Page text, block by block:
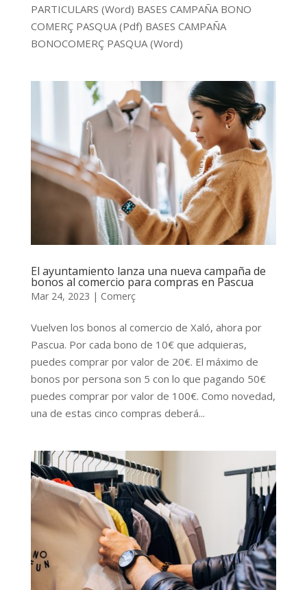
PARTICULARS (Word) BASES CAMPAÑA BONO
COMERÇ PASQUA (Pdf) BASES CAMPAÑA
BONOCOMERÇ PASQUA (Word)
El ayuntamiento lanza una nueva campaña de
bonos al comercio para compras en Pascua
Mar 24, 2023 | Comerç
Vuelven los bonos al comercio de Xaló, ahora por
Pascua. Por cada bono de 10€ que adquieras,
puedes comprar por valor de 20€. El máximo de
bonos por persona son 5 con lo que pagando 50€
puedes comprar por valor de 100€. Como novedad,
una de estas cinco compras deberá...